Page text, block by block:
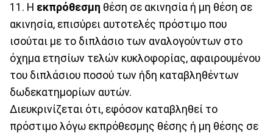
11. Η εκπρόθεσμη θέση σε ακινησία ή μη θέση σε
ακινησία, επισύρει αυτοτελές πρόστιμο που
ισούται με το διπλάσιο των αναλογούντων στο
όχημα ετησίων τελών κυκλοφορίας, αφαιρουμένου
του διπλάσιου ποσού των ήδη καταβληθέντων
δωδεκατημορίων αυτών.
Διευκρινίζεται ότι, εφόσον καταβληθεί το
πρόστιμο λόγω εκπρόθεσμης θέσης ή μη θέσης σε